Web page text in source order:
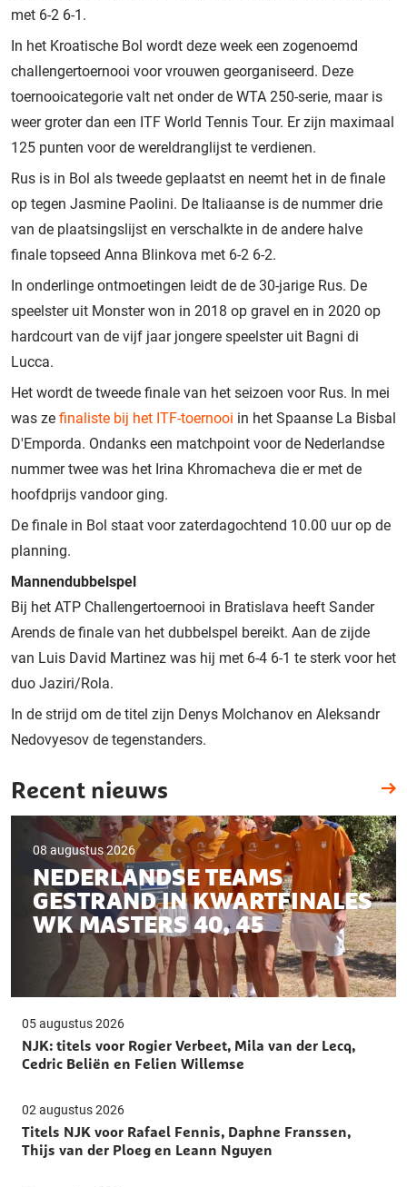
met 6-2 6-1.
In het Kroatische Bol wordt deze week een zogenoemd
challengertoernooi voor vrouwen georganiseerd. Deze
toernooicategorie valt net onder de WTA 250-serie, maar is
weer groter dan een ITF World Tennis Tour. Er zijn maximaal
125 punten voor de wereldranglijst te verdienen.
Rus is in Bol als tweede geplaatst en neemt het in de finale
op tegen Jasmine Paolini. De Italiaanse is de nummer drie
van de plaatsingslijst en verschalkte in de andere halve
finale topseed Anna Blinkova met 6-2 6-2.
In onderlinge ontmoetingen leidt de de 30-jarige Rus. De
speelster uit Monster won in 2018 op gravel en in 2020 op
hardcourt van de vijf jaar jongere speelster uit Bagni di
Lucca.
Het wordt de tweede finale van het seizoen voor Rus. In mei
was ze finaliste bij het ITF-toernooi in het Spaanse La Bisbal
D'Emporda. Ondanks een matchpoint voor de Nederlandse
nummer twee was het Irina Khromacheva die er met de
hoofdprijs vandoor ging.
De finale in Bol staat voor zaterdagochtend 10.00 uur op de
planning.
Mannendubbelspel
Bij het ATP Challengertoernooi in Bratislava heeft Sander
Arends de finale van het dubbelspel bereikt. Aan de zijde
van Luis David Martinez was hij met 6-4 6-1 te sterk voor het
duo Jaziri/Rola.
In de strijd om de titel zijn Denys Molchanov en Aleksandr
Nedovyesov de tegenstanders.
Recent nieuws
08 augustus 2026
NEDERLANDSE TEAMS
GESTRAND IN KWARTFINALES
WK MASTERS 40, 45
05 augustus 2026
NJK: titels voor Rogier Verbeet, Mila van der Lecq,
Cedric Beliën en Felien Willemse
02 augustus 2026
Titels NJK voor Rafael Fennis, Daphne Franssen,
Thijs van der Ploeg en Leann Nguyen